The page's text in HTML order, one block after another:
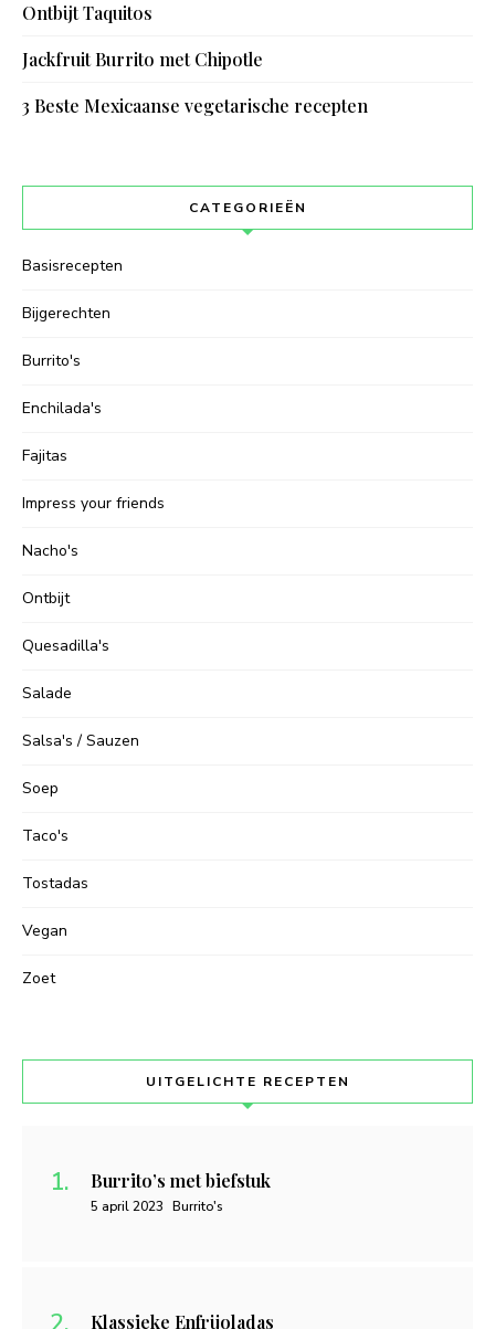
Ontbijt Taquitos
Jackfruit Burrito met Chipotle
3 Beste Mexicaanse vegetarische recepten
CATEGORIEËN
Basisrecepten
Bijgerechten
Burrito's
Enchilada's
Fajitas
Impress your friends
Nacho's
Ontbijt
Quesadilla's
Salade
Salsa's / Sauzen
Soep
Taco's
Tostadas
Vegan
Zoet
UITGELICHTE RECEPTEN
Burrito’s met biefstuk
5 april 2023 Burrito's
Klassieke Enfrijoladas